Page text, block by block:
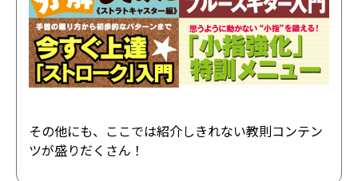
その他にも、ここでは紹介しきれない教則コンテン
ツが盛りだくさん！